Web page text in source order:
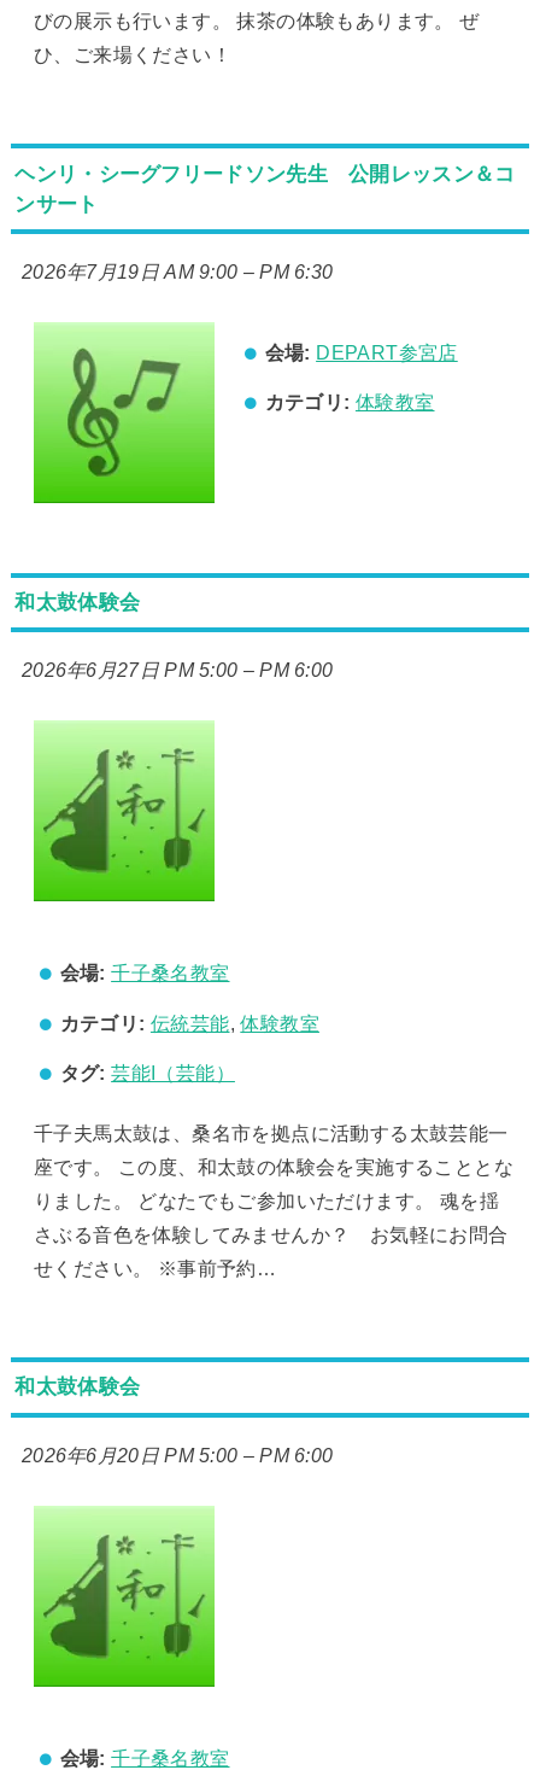
びの展示も行います。 抹茶の体験もあります。 ぜ
ひ、ご来場ください！
ヘンリ・シーグフリードソン先生 公開レッスン＆コ
ンサート
2026年7月19日 AM 9:00 –PM 6:30
会場: DEPART参宮店
カテゴリ: 体験教室
和太鼓体験会
2026年6月27日 PM 5:00 –PM 6:00
会場: 千子桑名教室
カテゴリ: 伝統芸能,体験教室
タグ: 芸能I（芸能）
千子夫馬太鼓は、桑名市を拠点に活動する太鼓芸能一
座です。 この度、和太鼓の体験会を実施することとな
りました。 どなたでもご参加いただけます。 魂を揺
さぶる音色を体験してみませんか？ お気軽にお問合
せください。 ※事前予約…
和太鼓体験会
2026年6月20日 PM 5:00 –PM 6:00
会場: 千子桑名教室